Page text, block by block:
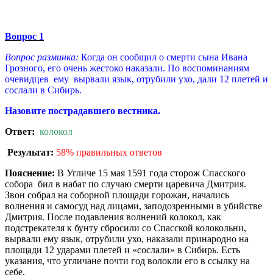
Вопрос 1
Вопрос разминка: Когда он сообщил о смерти сына Ивана
Грозного, его очень жестоко наказали. По воспоминаниям
очевидцев ему вырвали язык, отрубили ухо, дали 12 плетей и
сослали в Сибирь.
Назовите пострадавшего вестника.
Ответ: колокол
Результат: 58% правильных ответов
Пояснение: В Угличе 15 мая 1591 года сторож Спасского
собора бил в набат по случаю смерти царевича Дмитрия.
Звон собрал на соборной площади горожан, начались
волнения и самосуд над лицами, заподозренными в убийстве
Дмитрия. После подавления волнений колокол, как
подстрекателя к бунту сбросили со Спасской колокольни,
вырвали ему язык, отрубили ухо, наказали принародно на
площади 12 ударами плетей и «сослали» в Сибирь. Есть
указания, что угличане почти год волокли его в ссылку на
себе.